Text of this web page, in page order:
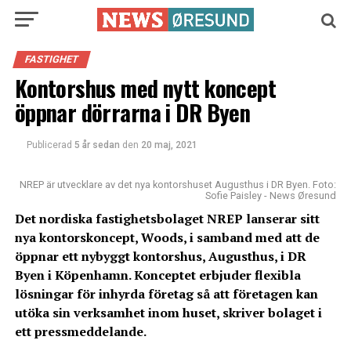
FASTIGHET
Kontorshus med nytt koncept
öppnar dörrarna i DR Byen
Publicerad 5 år sedan den 20 maj, 2021
NREP är utvecklare av det nya kontorshuset Augusthus i DR Byen. Foto:
Sofie Paisley - News Øresund
Det nordiska fastighetsbolaget NREP lanserar sitt
nya kontorskoncept, Woods, i samband med att de
öppnar ett nybyggt kontorshus, Augusthus, i DR
Byen i Köpenhamn. Konceptet erbjuder flexibla
lösningar för inhyrda företag så att företagen kan
utöka sin verksamhet inom huset, skriver bolaget i
ett pressmeddelande.